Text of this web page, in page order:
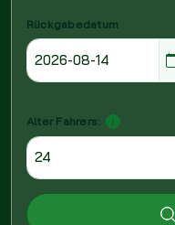
Rückgabedatum
Alter Fahrers: